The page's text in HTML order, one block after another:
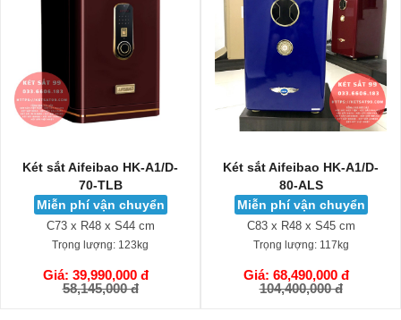
Két sắt Aifeibao HK-A1/D-
70-TLB
Miễn phí vận chuyển
C73 x R48 x S44 cm
Trọng lượng: 123kg
Giá: 39,990,000 đ
58,145,000 đ
GIỎ HÀNG
Két sắt Aifeibao HK-A1/D-
80-ALS
Miễn phí vận chuyển
C83 x R48 x S45 cm
Trọng lượng:117kg
Giá: 68,490,000 đ
104,400,000 đ
GIỎ HÀNG